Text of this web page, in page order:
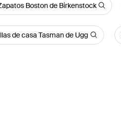
Boston de Birkenstock
de casa Tasman de Ugg